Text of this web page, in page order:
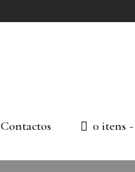
Contactos 0 itens